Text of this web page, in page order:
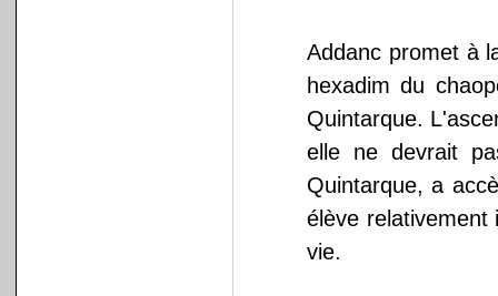
Addanc promet à
hexadim du
Quintarque.
elle ne devrait
Quintarque, a
élève relativement
vie.